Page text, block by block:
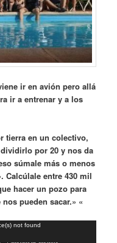
ir en avión pero allá
ir a entrenar y a los
tierra en un colectivo,
por 20 y nos da
súmale más o menos
Calcúlale entre 430 mil
hacer un pozo para
pueden sacar.» «
not found